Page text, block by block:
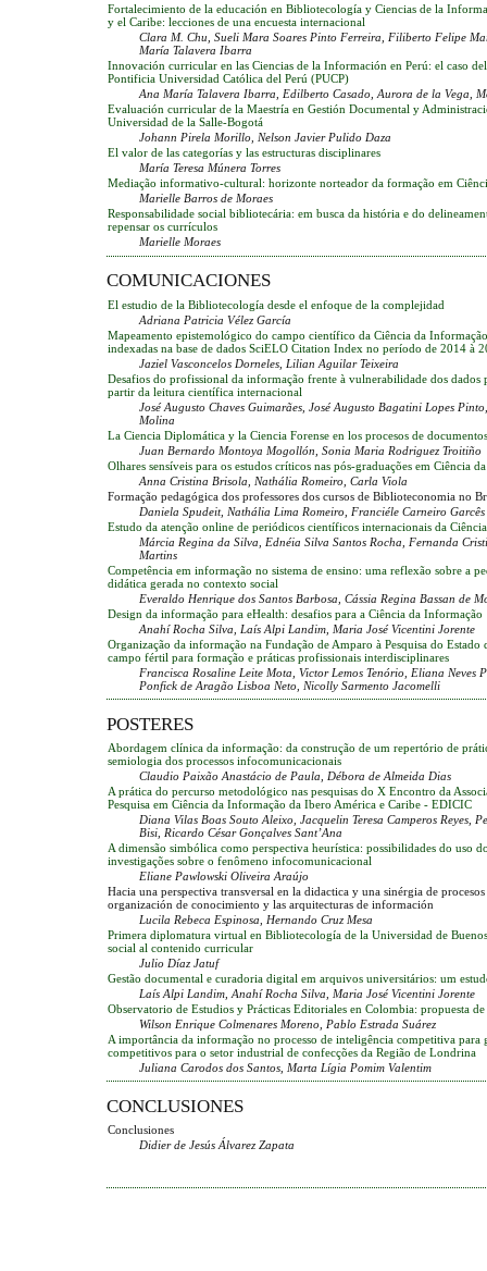
Fortalecimiento de la educación en Bibliotecología y Ciencias de la
y el Caribe: lecciones de una encuesta internacional
Clara M. Chu, Sueli Mara Soares Pinto Ferreira, Filiberto Felipe
María Talavera Ibarra
Innovación curricular en las Ciencias de la Información en Perú: el caso
Pontificia Universidad Católica del Perú (PUCP)
Ana María Talavera Ibarra, Edilberto Casado, Aurora de la Vega,
Evaluación curricular de la Maestría en Gestión Documental y
Universidad de la Salle-Bogotá
Johann Pirela Morillo, Nelson Javier Pulido Daza
El valor de las categorías y las estructuras disciplinares
María Teresa Múnera Torres
Mediação informativo-cultural: horizonte norteador da formação em
Marielle Barros de Moraes
Responsabilidade social bibliotecária: em busca da história e do
repensar os currículos
Marielle Moraes
COMUNICACIONES
El estudio de la Bibliotecología desde el enfoque de la complejidad
Adriana Patricia Vélez García
Mapeamento epistemológico do campo científico da Ciência da
indexadas na base de dados SciELO Citation Index no período de 2014 à
Jaziel Vasconcelos Dorneles, Lilian Aguilar Teixeira
Desafios do profissional da informação frente à vulnerabilidade dos dados
partir da leitura científica internacional
José Augusto Chaves Guimarães, José Augusto Bagatini Lopes
Molina
La Ciencia Diplomática y la Ciencia Forense en los procesos de
Juan Bernardo Montoya Mogollón, Sonia Maria Rodriguez Troitiño
Olhares sensíveis para os estudos críticos nas pós-graduações em Ciência
Anna Cristina Brisola, Nathália Romeiro, Carla Viola
Formação pedagógica dos professores dos cursos de Biblioteconomia no
Daniela Spudeit, Nathália Lima Romeiro, Franciéle Carneiro
Estudo da atenção online de periódicos científicos internacionais da
Márcia Regina da Silva, Ednéia Silva Santos Rocha, Fernanda
Martins
Competência em informação no sistema de ensino: uma reflexão sobre a
didática gerada no contexto social
Everaldo Henrique dos Santos Barbosa, Cássia Regina Bassan de
Design da informação para eHealth: desafios para a Ciência da Informação
Anahí Rocha Silva, Laís Alpi Landim, Maria José Vicentini Jorente
Organização da informação na Fundação de Amparo à Pesquisa do Estado
campo fértil para formação e práticas profissionais interdisciplinares
Francisca Rosaline Leite Mota, Victor Lemos Tenório, Eliana Neves
Ponfick de Aragão Lisboa Neto, Nicolly Sarmento Jacomelli
POSTERES
Abordagem clínica da informação: da construção de um repertório de
semiologia dos processos infocomunicacionais
Claudio Paixão Anastácio de Paula, Débora de Almeida Dias
A prática do percurso metodológico nas pesquisas do X Encontro da
Pesquisa em Ciência da Informação da Ibero América e Caribe - EDICIC
Diana Vilas Boas Souto Aleixo, Jacquelin Teresa Camperos Reyes,
Bisi, Ricardo César Gonçalves Sant’Ana
A dimensão simbólica como perspectiva heurística: possibilidades do uso
investigações sobre o fenômeno infocomunicacional
Eliane Pawlowski Oliveira Araújo
Hacia una perspectiva transversal en la didactica y una sinérgia de procesos
organización de conocimiento y las arquitecturas de información
Lucila Rebeca Espinosa, Hernando Cruz Mesa
Primera diplomatura virtual en Bibliotecología de la Universidad de
social al contenido curricular
Julio Díaz Jatuf
Gestão documental e curadoria digital em arquivos universitários: um
Laís Alpi Landim, Anahí Rocha Silva, Maria José Vicentini Jorente
Observatorio de Estudios y Prácticas Editoriales en Colombia: propuesta
Wilson Enrique Colmenares Moreno, Pablo Estrada Suárez
A importância da informação no processo de inteligência competitiva para
competitivos para o setor industrial de confecções da Região de Londrina
Juliana Carodos dos Santos, Marta Lígia Pomim Valentim
CONCLUSIONES
Conclusiones
Didier de Jesús Álvarez Zapata